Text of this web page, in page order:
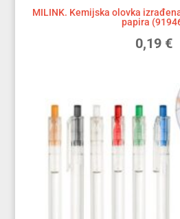
MILINK. Kemijska olovka
papira
0,19 €